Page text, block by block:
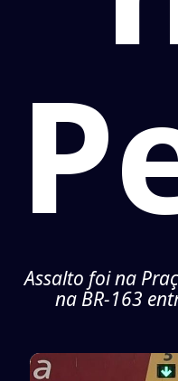
Assalto foi na
na BR-163